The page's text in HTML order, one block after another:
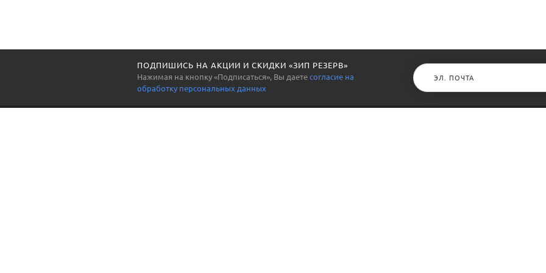
ПОДПИШИСЬ НА АКЦИИ И СКИДКИ «ЗИП РЕЗЕРВ»
Нажимая на кнопку «Подписаться», Вы даетесогласие на
обработку персональных данных